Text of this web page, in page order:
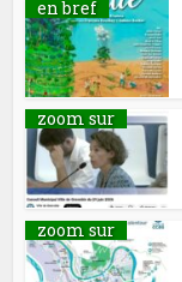
en bref
zoom sur
zoom sur